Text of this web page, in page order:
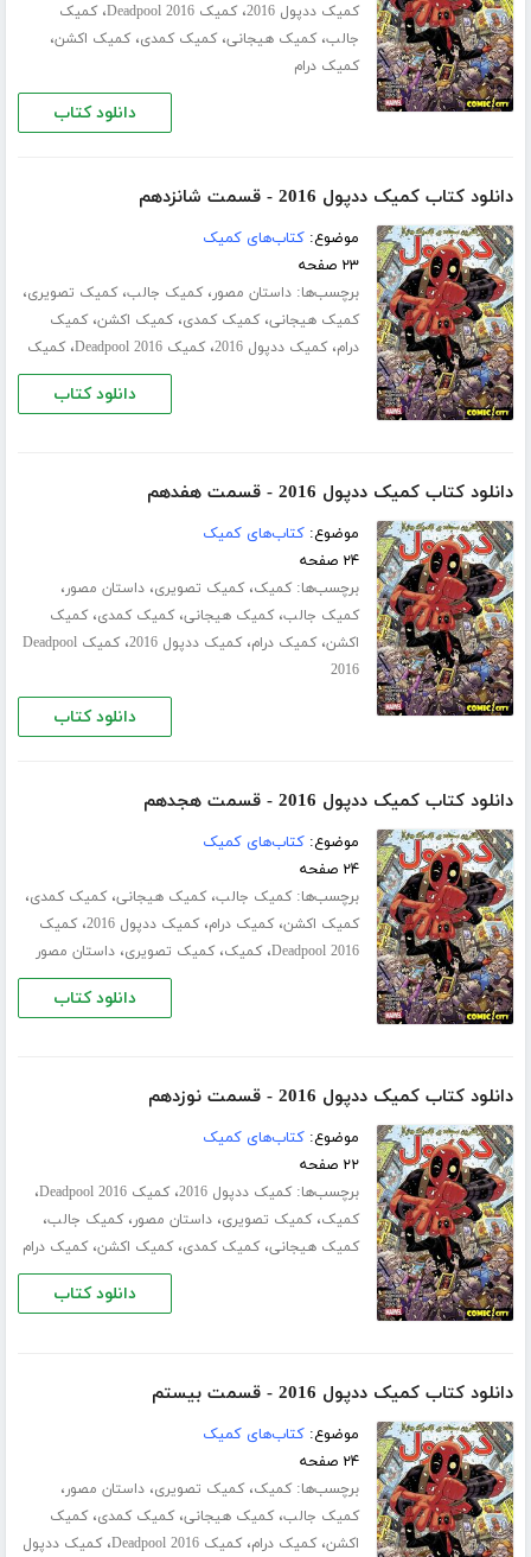
کمیک ددپول 2016 ،کمیک Deadpool 2016 ،کمیک
جالب،کمیک هیجانی،کمیک کمدی،کمیک اکشن،
کمیک درام
دانلود کتاب
دانلود کتاب کمیک ددپول 2016 - قسمت شانزدهم
موضوع:کتاب‌های کمیک
۲۳ صفحه
برچسب‌ها:داستان مصور،کمیک جالب،کمیک تصویری،
کمیک هیجانی،کمیک کمدی،کمیک اکشن،کمیک
درام،کمیک ددپول 2016 ،کمیک Deadpool 2016 ،کمیک
دانلود کتاب
دانلود کتاب کمیک ددپول 2016 - قسمت هفدهم
موضوع:کتاب‌های کمیک
۲۴ صفحه
برچسب‌ها:کمیک،کمیک تصویری،داستان مصور،
کمیک جالب،کمیک هیجانی،کمیک کمدی،کمیک
اکشن،کمیک درام،کمیک ددپول 2016 ،
کمیک Deadpool
2016
دانلود کتاب
دانلود کتاب کمیک ددپول 2016 - قسمت هجدهم
موضوع:کتاب‌های کمیک
۲۴ صفحه
برچسب‌ها:کمیک جالب،کمیک هیجانی،کمیک کمدی،
کمیک اکشن،کمیک درام،کمیک ددپول 2016 ،کمیک
Deadpool 2016،کمیک،کمیک تصویری،داستان مصور
دانلود کتاب
دانلود کتاب کمیک ددپول 2016 - قسمت نوزدهم
موضوع:کتاب‌های کمیک
۲۲ صفحه
برچسب‌ها:کمیک ددپول 2016 ،کمیک Deadpool 2016 ،
کمیک،کمیک تصویری،داستان مصور،کمیک جالب،
کمیک هیجانی،کمیک کمدی،کمیک اکشن،کمیک درام
دانلود کتاب
دانلود کتاب کمیک ددپول 2016 - قسمت بیستم
موضوع:کتاب‌های کمیک
۲۴ صفحه
برچسب‌ها:کمیک،کمیک تصویری،داستان مصور،
کمیک جالب،کمیک هیجانی،کمیک کمدی،کمیک
اکشن،کمیک درام،کمیک Deadpool 2016 ،کمیک ددپول